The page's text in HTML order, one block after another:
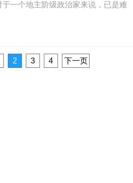
于一个地主阶级政治家来说，已是难
2 3 4 下一页